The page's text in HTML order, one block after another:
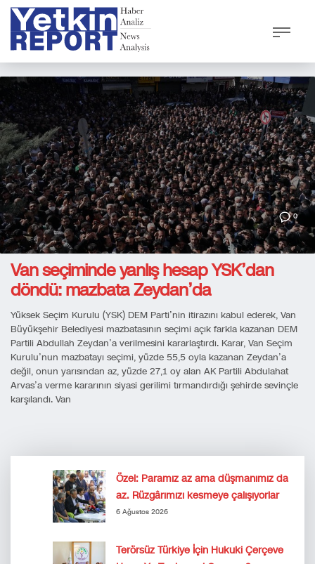
0
Van seçiminde yanlış hesap YSK’dan
döndü: mazbata Zeydan’da
Yüksek Seçim Kurulu (YSK) DEM Parti’nin itirazını kabul ederek, Van
Büyükşehir Belediyesi mazbatasının seçimi açık farkla kazanan DEM
Partili Abdullah Zeydan’a verilmesini kararlaştırdı. Karar, Van Seçim
Kurulu’nun mazbatayı seçimi, yüzde 55,5 oyla kazanan Zeydan’a
değil, onun yarısından az, yüzde 27,1 oy alan AK Partili Abdulahat
Arvas’a verme kararının siyasi gerilimi tırmandırdığı şehirde sevinçle
karşılandı. Van
Özel: Paramız az ama düşmanımız da
az. Rüzgârımızı kesmeye çalışıyorlar
6 Ağustos 2026
Terörsüz Türkiye İçin Hukuki Çerçeve